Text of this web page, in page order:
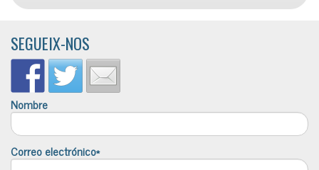
SEGUEIX-NOS
Nombre
Correo electrónico*